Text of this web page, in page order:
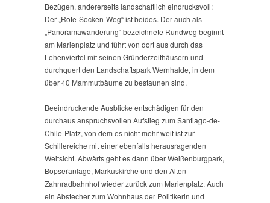
Bezügen, andererseits landschaftlich eindrucksvoll:
Der „Rote-Socken-Weg“ ist beides. Der auch als
„Panoramawanderung“ bezeichnete Rundweg beginnt
am Marienplatz und führt von dort aus durch das
Lehenviertel mit seinen Gründerzeithäusern und
durchquert den Landschaftspark Wernhalde, in dem
über 40 Mammutbäume zu bestaunen sind.
Beeindruckende Ausblicke entschädigen für den
durchaus anspruchsvollen Aufstieg zum Santiago-de-
Chile-Platz, von dem es nicht mehr weit ist zur
Schillereiche mit einer ebenfalls herausragenden
Weitsicht. Abwärts geht es dann über Weißenburgpark,
Bopseranlage, Markuskirche und den Alten
Zahnradbahnhof wieder zurück zum Marienplatz. Auch
ein Abstecher zum Wohnhaus der Politikerin und